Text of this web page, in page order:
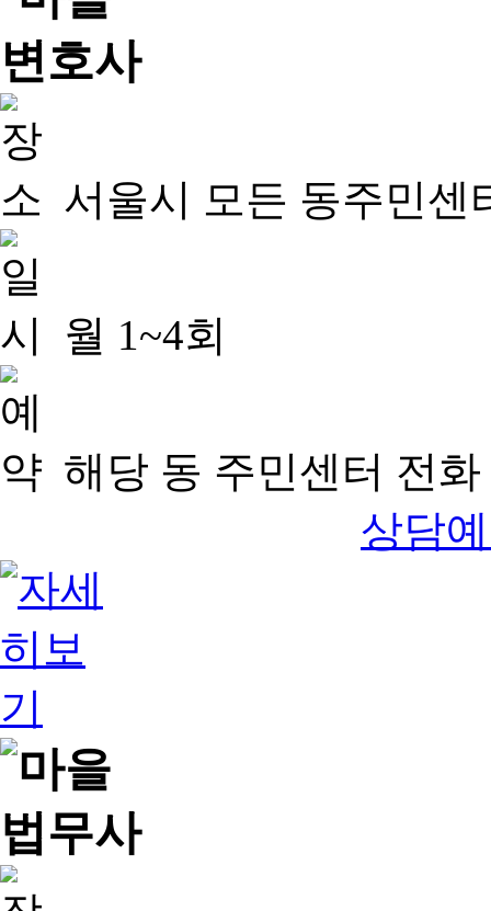
서울시 모든 동주민센
월 1~4회
해당 동 주민센터 전
상담